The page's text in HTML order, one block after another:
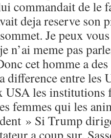
commandait de le
deja reserve son
Je peux
n’ai meme pas
cet homme a
difference entre les
USA les
femmes qui les
» Si Trump
a coup sur.